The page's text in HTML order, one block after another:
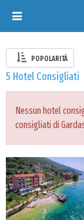
Toggle
navigation
POPOLARITÀ
5 Hotel Consigliati
Nessun hotel
consigliati di